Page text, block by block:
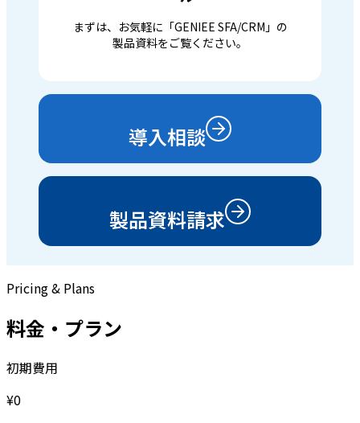
まずは、お気軽に「GENIEE SFA/CRM」の
製品資料をご覧ください。
導入相談
製品資料請求
Pricing & Plans
料金・プラン
初期費用
¥0